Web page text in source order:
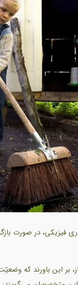
فیزیکی، در صورت
این باورند که